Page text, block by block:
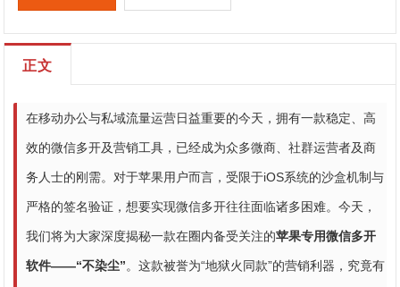
正文
在移动办公与私域流量运营日益重要的今天，拥有一款稳定、高
效的微信多开及营销工具，已经成为众多微商、社群运营者及商
务人士的刚需。对于苹果用户而言，受限于iOS系统的沙盒机制与
严格的签名验证，想要实现微信多开往往面临诸多困难。今天，
我们将为大家深度揭秘一款在圈内备受关注的苹果专用微信多开
软件——“不染尘”。这款被誉为“地狱火同款”的营销利器，究竟有